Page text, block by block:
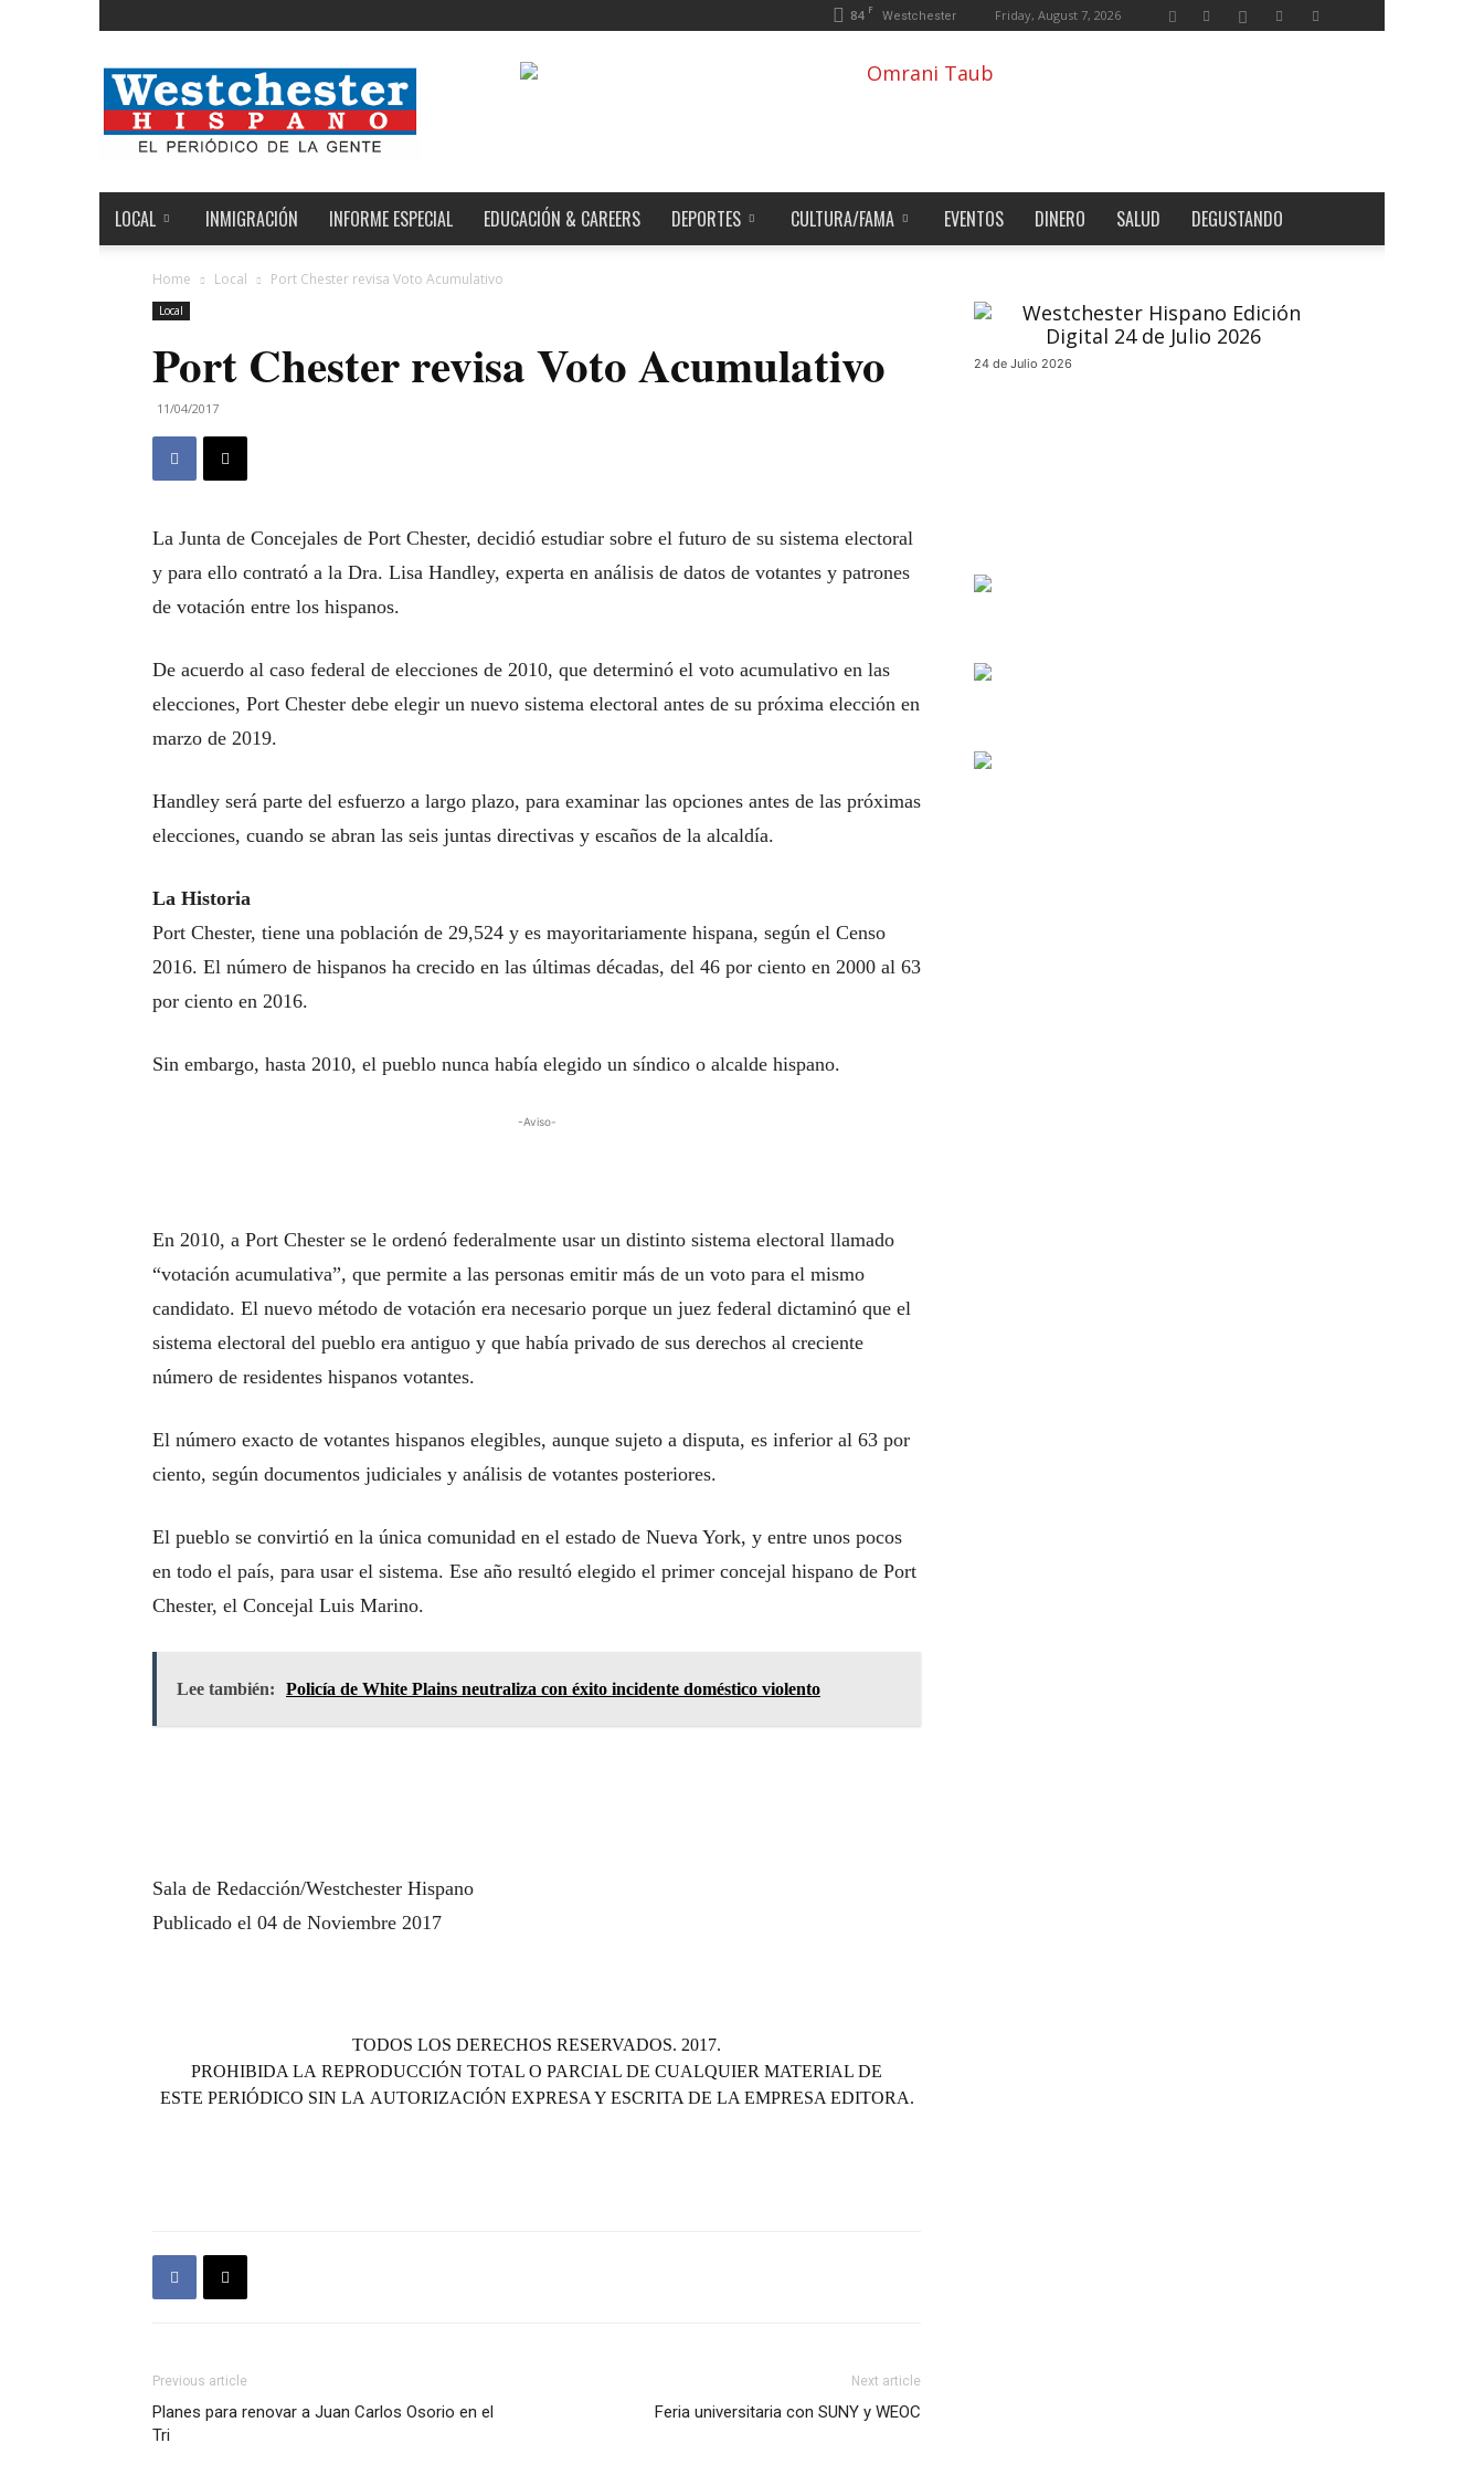
84 F Westchester Friday, August 7, 2026
Noticias
de
Westchester,
Estados
y
el
Mundo
LOCAL INMIGRACIÓN INFORME ESPECIAL EDUCACIÓN & CAREERS DEPORTES CULTURA/FAMA EVENTOS DINERO SALUD DEGUSTANDO
Home Local Port Chester revisa Voto Acumulativo
Local
Port Chester revisa Voto Acumulativo
11/04/2017
La Junta de Concejales de Port Chester, decidió estudiar sobre el futuro de su sistema electoral
y para ello contrató a la Dra. Lisa Handley, experta en análisis de datos de votantes y patrones
de votación entre los hispanos.
De acuerdo al caso federal de elecciones de 2010, que determinó el voto acumulativo en las
elecciones, Port Chester debe elegir un nuevo sistema electoral antes de su próxima elección en
marzo de 2019.
Handley será parte del esfuerzo a largo plazo, para examinar las opciones antes de las próximas
elecciones, cuando se abran las seis juntas directivas y escaños de la alcaldía.
La Historia
Port Chester, tiene una población de 29,524 y es mayoritariamente hispana, según el Censo
2016. El número de hispanos ha crecido en las últimas décadas, del 46 por ciento en 2000 al 63
por ciento en 2016.
Sin embargo, hasta 2010, el pueblo nunca había elegido un síndico o alcalde hispano.
-Aviso-
En 2010, a Port Chester se le ordenó federalmente usar un distinto sistema electoral llamado
“votación acumulativa”, que permite a las personas emitir más de un voto para el mismo
candidato. El nuevo método de votación era necesario porque un juez federal dictaminó que el
sistema electoral del pueblo era antiguo y que había privado de sus derechos al creciente
número de residentes hispanos votantes.
El número exacto de votantes hispanos elegibles, aunque sujeto a disputa, es inferior al 63 por
ciento, según documentos judiciales y análisis de votantes posteriores.
El pueblo se convirtió en la única comunidad en el estado de Nueva York, y entre unos pocos
en todo el país, para usar el sistema. Ese año resultó elegido el primer concejal hispano de Port
Chester, el Concejal Luis Marino.
Lee también: Policía de White Plains neutraliza con éxito incidente doméstico violento
Sala de Redacción/Westchester Hispano
Publicado el 04 de Noviembre 2017
TODOS LOS DERECHOS RESERVADOS. 2017.
PROHIBIDA LA REPRODUCCIÓN TOTAL O PARCIAL DE CUALQUIER MATERIAL DE
ESTE PERIÓDICO SIN LA AUTORIZACIÓN EXPRESA Y ESCRITA DE LA EMPRESA EDITORA.
Previous article
Planes para renovar a Juan Carlos Osorio en el
Tri
Next article
Feria universitaria con SUNY y WEOC
24 de Julio 2026